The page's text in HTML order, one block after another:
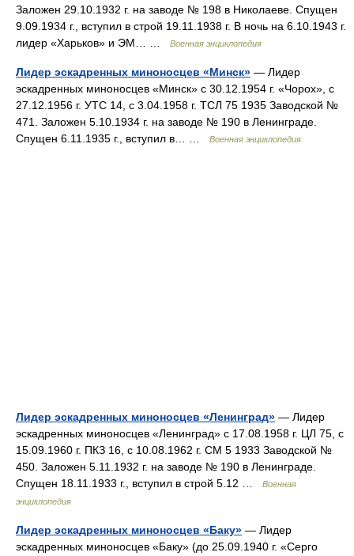
Заложен 29.10.1932 г. на заводе № 198 в Николаеве. Спущен
9.09.1934 г., вступил в строй 19.11.1938 г. В ночь на 6.10.1943 г.
лидер «Харьков» и ЭМ… …
Военная энциклопедия
Лидер эскадренных миноносцев «Минск» — Лидер
эскадренных миноносцев «Минск» с 30.12.1954 г. «Чорох», с
27.12.1956 г. УТС 14, с 3.04.1958 г. ТСЛ 75 1935 Заводской №
471. Заложен 5.10.1934 г. на заводе № 190 в Ленинграде.
Спущен 6.11.1935 г., вступил в… …
Военная энциклопедия
Лидер эскадренных миноносцев «Ленинград» — Лидер
эскадренных миноносцев «Ленинград» с 17.08.1958 г. ЦЛ 75, с
15.09.1960 г. ПКЗ 16, с 10.08.1962 г. СМ 5 1933 Заводской №
450. Заложен 5.11.1932 г. на заводе № 190 в Ленинграде.
Спущен 18.11.1933 г., вступил в строй 5.12 …
Военная
энциклопедия
Лидер эскадренных миноносцев «Баку» — Лидер
эскадренных миноносцев «Баку» (до 25.09.1940 г. «Серго